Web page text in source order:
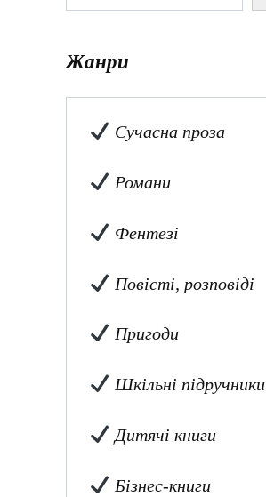
Жанри
Сучасна проза
Романи
Фентезі
Повісті, розповіді
Пригоди
Шкільні підручники
Дитячі книги
Бізнес-книги